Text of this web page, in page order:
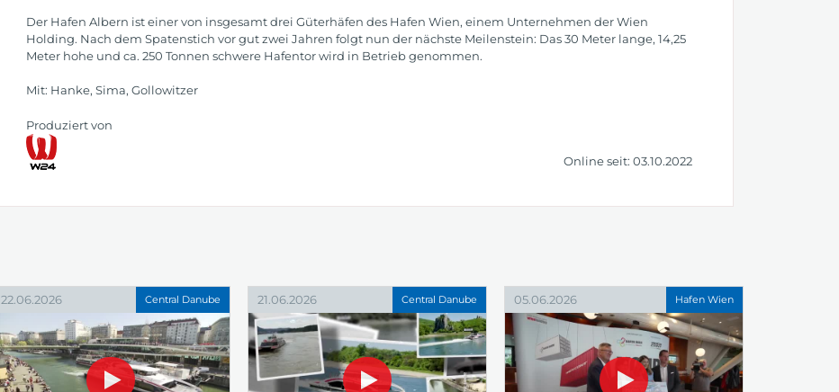
Der Hafen Albern ist einer von insgesamt drei Güterhäfen des Hafen Wien, einem Unternehmen der Wien
Holding. Nach dem Spatenstich vor gut zwei Jahren folgt nun der nächste Meilenstein: Das 30 Meter lange, 14,25
Meter hohe und ca. 250 Tonnen schwere Hafentor wird in Betrieb genommen.
Mit: Hanke, Sima, Gollowitzer
Produziert von
Online seit: 03.10.2022
22.06.2026 Central Danube 21.06.2026 Central Danube 05.06.2026 Hafen Wien